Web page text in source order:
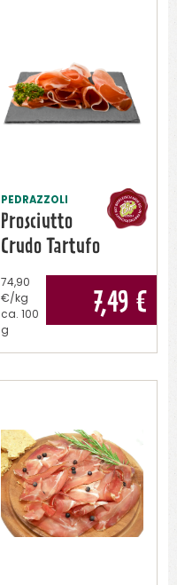
PEDRAZZOLI
Prosciutto
Crudo Tartufo
7,49 €
74,90
€/kg
ca.
100
g